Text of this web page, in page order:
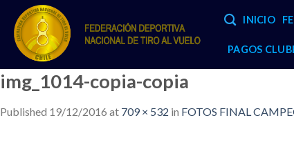
content
INICIO
PAGOS
img_1014-copia-copia
Published 19/12/2016 at 709 × 532 in FOTOS FINAL